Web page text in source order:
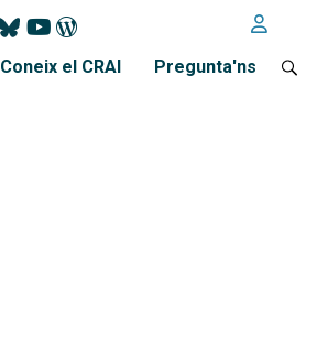
Coneix el CRAI Pregunta'ns